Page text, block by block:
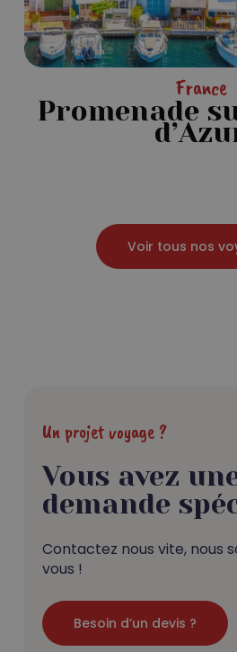
France
Promenade
Voir tous nos
Un projet voyage ?
Vous avez
demande
Contactez nous vite, nous
vous !
Besoin d’un devis ?